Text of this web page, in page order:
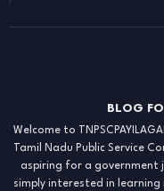
BLOG
Welcome to
Tamil Nadu Public Service
aspiring for a government
simply interested in